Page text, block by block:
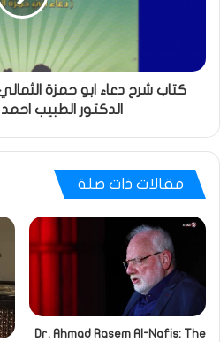
كتاب شرح دعاء ابو حمزة
الدكتور الطبيب
مقالات ذات صلة
Dr. Ahmad Rasem Al-Nafis: The